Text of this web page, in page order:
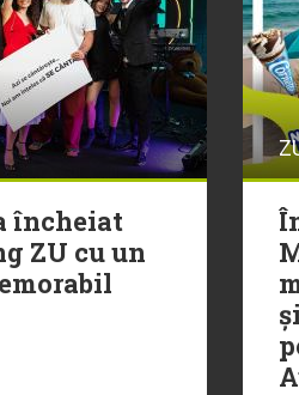
încheiat
ZU cu un